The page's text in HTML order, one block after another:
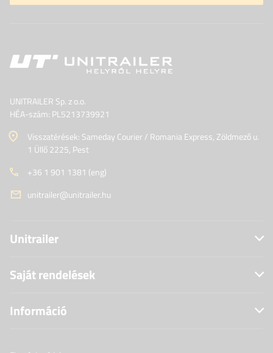
UNITRAILER Sp. z o.o.
HÉA-szám: PL5213739921
Visszatérések: Sameday Courier / Romania Express, Zöldmező u.
1 Üllő 2225, Pest
+36 1 901 1381 (eng)
unitrailer@unitrailer.hu
Unitrailer
Saját rendelések
Információ